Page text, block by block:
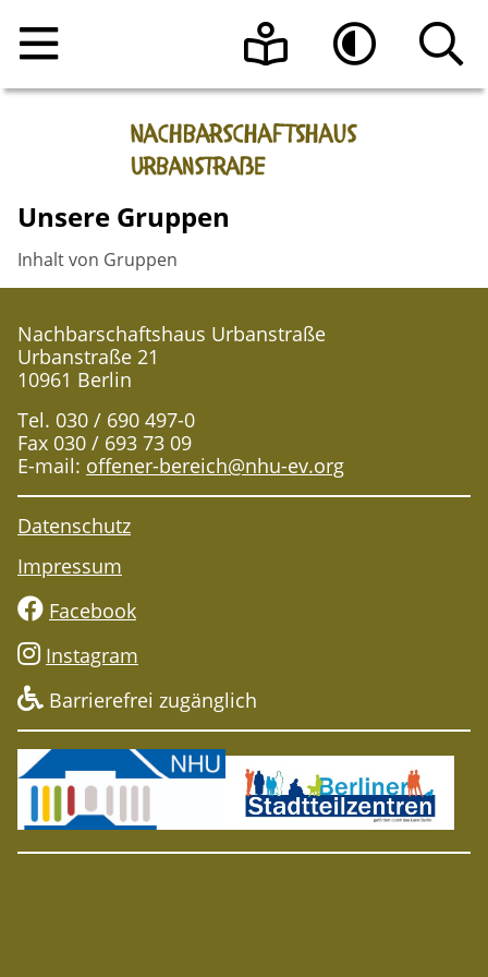
Veranstaltungen
Beratungsangebote
Programmheft vom Nachbarschaftshaus
Urbanstraße e.V.
Sonnen-Café
Register-Meldestelle
Ausstellungen
Raumnutzung
Raumanfrage
Über uns
Das Team
Die Geschichte des Hauses
Freiwilliges Engagement
Spendenaufruf
Unser Selbstverständnis
Kontakt
Hoher Kontrast
Unsere Gruppen
Inhalt von Gruppen
Nachbarschaftshaus Urbanstraße
Urbanstraße 21
10961 Berlin
Tel. 030 / 690 497-0
Fax 030 / 693 73 09
E-mail: offener-bereich@nhu-ev.org
Datenschutz
Impressum
Facebook
Instagram
Barrierefrei zugänglich